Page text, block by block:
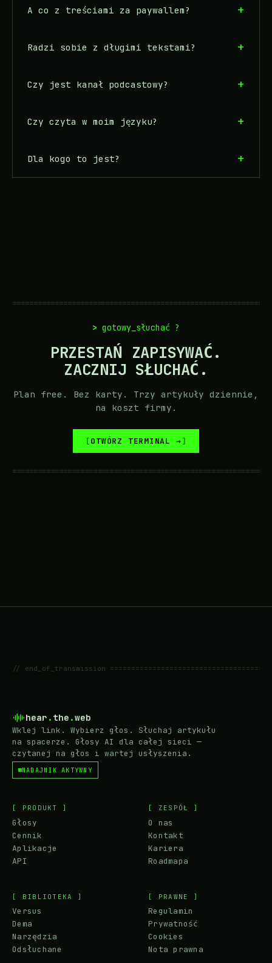
A co z treściami za paywallem?
Radzi sobie z długimi tekstami?
Czy jest kanał podcastowy?
Czy czyta w moim języku?
Dla kogo to jest?
gotowy_słuchać ?
PRZESTAŃ ZAPISYWAĆ.
ZACZNIJ SŁUCHAĆ.
Plan free. Bez karty. Trzy artykuły dziennie,
na koszt firmy.
OTWÓRZ TERMINAL →
// end_of_transmission
hear . the .web
Wklej link. Wybierz głos. Słuchaj artykułu
na spacerze. Głosy AI dla całej sieci —
czytanej na głos i wartej usłyszenia.
NADAJNIK AKTYWNY
[ PRODUKT ]
Głosy
Cennik
Aplikacje
API
[ ZESPÓŁ ]
O nas
Kontakt
Kariera
Roadmapa
[ BIBLIOTEKA ]
Versus
Dema
Narzędzia
Odsłuchane
[ PRAWNE ]
Regulamin
Prywatność
Cookies
Nota prawna